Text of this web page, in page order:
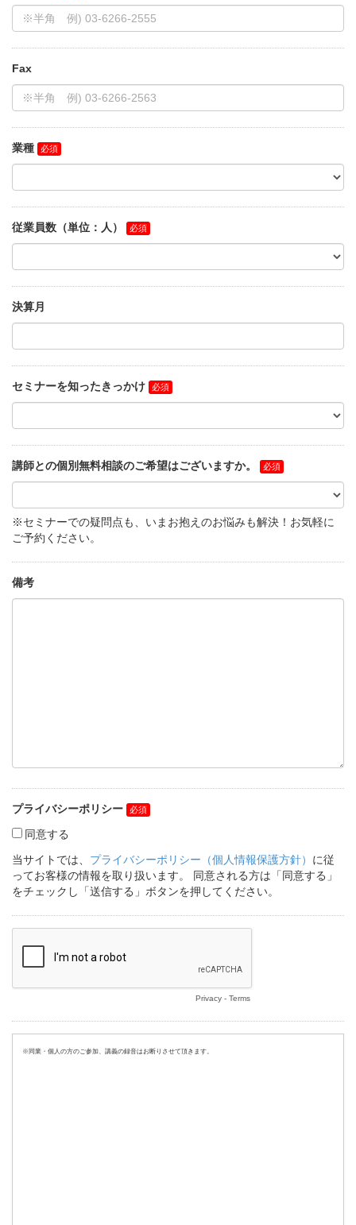
Fax
業種
従業員数（単位：人）
決算月
セミナーを知ったきっかけ
講師との個別無料相談のご希望はございますか。
※セミナーでの疑問点も、いまお抱えのお悩みも解決！お気軽に
ご予約ください。
備考
プライバシーポリシー
同意する
当サイトでは、 プライバシーポリシー（個人情報保護方針） に従
ってお客様の情報を取り扱います。 同意される方は「同意する」
をチェックし「送信する」ボタンを押してください。
Privacy - Terms
※同業・個人の方のご参加、講義の録音はお断りさせて頂きます。